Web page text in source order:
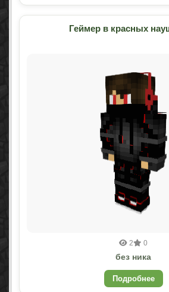
Геймер в красных
2 0
без ника
Подробнее